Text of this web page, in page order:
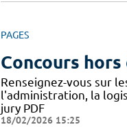
PAGES
Concours
Renseignez-vous sur
l'administration, la
jury PDF
18/02/2026 15:25